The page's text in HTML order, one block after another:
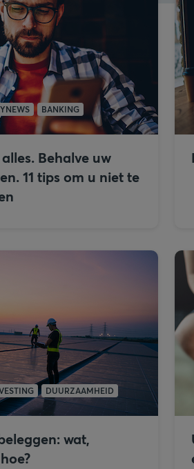
BANKING
Behalve uw
11 tips om u niet te
DUURZAAMHEID
wat,